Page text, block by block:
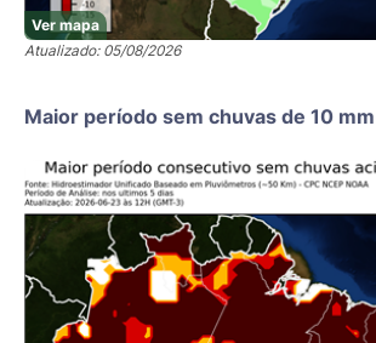
Ver mapa
Atualizado: 05/08/2026
Maior período sem chuvas de 10 mm